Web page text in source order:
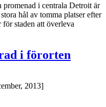
promenad i centrala Detroit är
hål av tomma platser efter
staden att överleva
i förorten
2013]